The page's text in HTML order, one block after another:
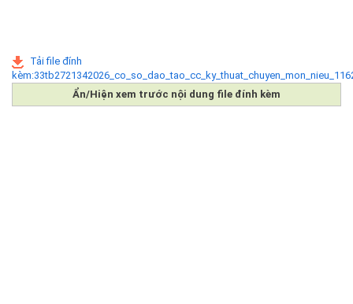
Tải file đính
Ẩn/Hiện xem trước nội dung file đính kèm